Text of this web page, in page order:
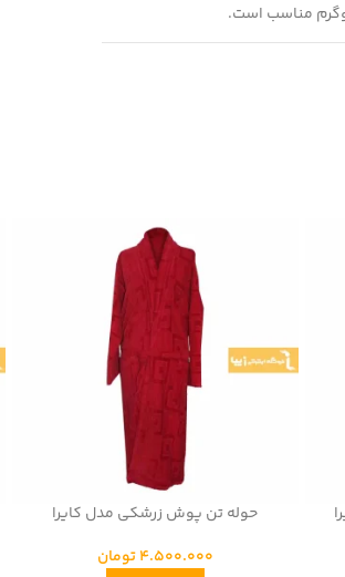
حوله تن پوش زرشکی مدل کایرا
4.500.000تومان